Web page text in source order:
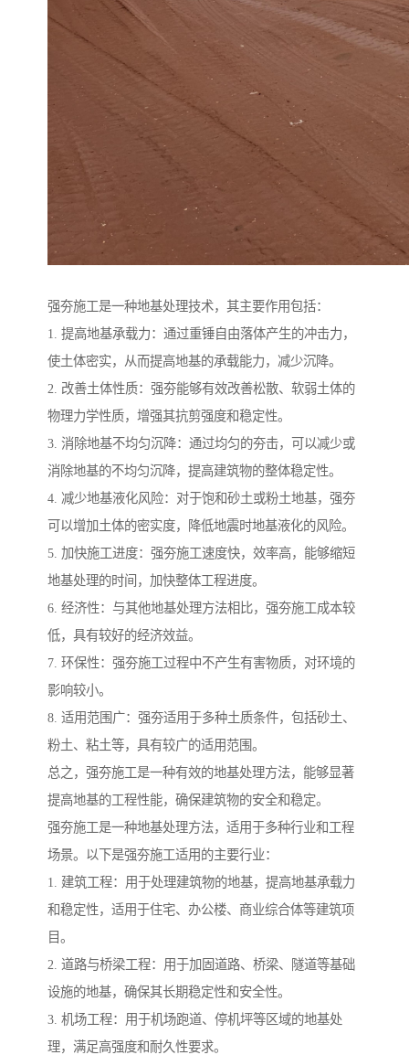
强夯施工是一种地基处理技术，其主要作用包括：
1. 提高地基承载力：通过重锤自由落体产生的冲击力，
使土体密实，从而提高地基的承载能力，减少沉降。
2. 改善土体性质：强夯能够有效改善松散、软弱土体的
物理力学性质，增强其抗剪强度和稳定性。
3. 消除地基不均匀沉降：通过均匀的夯击，可以减少或
消除地基的不均匀沉降，提高建筑物的整体稳定性。
4. 减少地基液化风险：对于饱和砂土或粉土地基，强夯
可以增加土体的密实度，降低地震时地基液化的风险。
5. 加快施工进度：强夯施工速度快，效率高，能够缩短
地基处理的时间，加快整体工程进度。
6. 经济性：与其他地基处理方法相比，强夯施工成本较
低，具有较好的经济效益。
7. 环保性：强夯施工过程中不产生有害物质，对环境的
影响较小。
8. 适用范围广：强夯适用于多种土质条件，包括砂土、
粉土、粘土等，具有较广的适用范围。
总之，强夯施工是一种有效的地基处理方法，能够显著
提高地基的工程性能，确保建筑物的安全和稳定。
强夯施工是一种地基处理方法，适用于多种行业和工程
场景。以下是强夯施工适用的主要行业：
1. 建筑工程：用于处理建筑物的地基，提高地基承载力
和稳定性，适用于住宅、办公楼、商业综合体等建筑项
目。
2. 道路与桥梁工程：用于加固道路、桥梁、隧道等基础
设施的地基，确保其长期稳定性和安全性。
3. 机场工程：用于机场跑道、停机坪等区域的地基处
理，满足高强度和耐久性要求。